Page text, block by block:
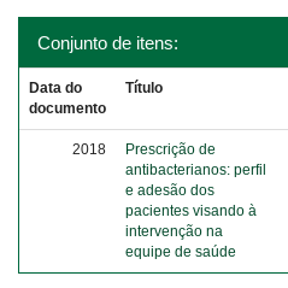
Conjunto de itens:
Data do
documento
Título
2018
Prescrição de
antibacterianos: perfil
e adesão dos
pacientes visando à
intervenção na
equipe de saúde